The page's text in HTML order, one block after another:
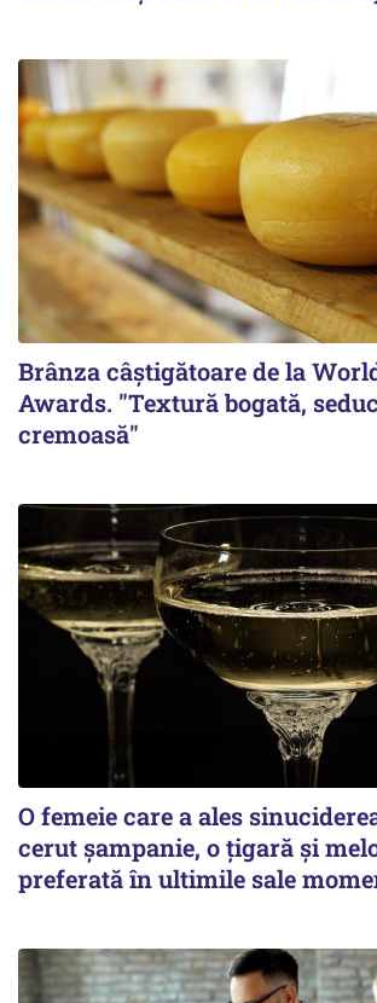
Brânza câștigătoare de la
Awards. "Textură bogată,
cremoasă"
O femeie care a ales
cerut șampanie, o țigară și
preferată în ultimile sale